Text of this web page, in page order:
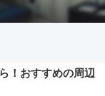
！おすすめの周辺